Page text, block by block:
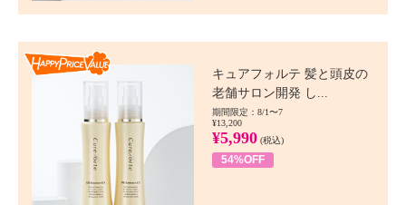
キュアフォルテ 髪と頭皮の
老舗サロン開発 し...
期間限定：8/1〜7
¥13,200
¥5,990 (税込)
54%OFF